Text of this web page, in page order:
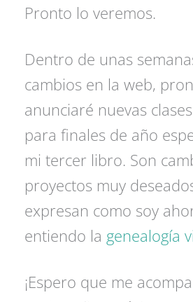
Pronto lo veremos.
Dentro de unas
cambios en la web,
anunciaré nuevas
para finales de año
mi tercer libro. Son
proyectos muy
expresan como soy
entiendo la genealogía
¡Espero que me